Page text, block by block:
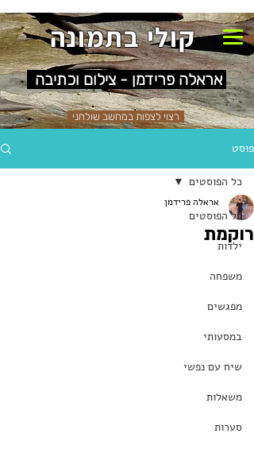
קולי בתמונה
אראלה פרידמן - צילום וכתיבה
רצוי לצפות במחשב שולחני
פוסט
כל הפוסטים
ילדות
משפחה
מפגשים
במסעותי
שיח עם נפשי
משאלות
סערות
כל הפוסטים
רוקמת
אראלה פרידמן